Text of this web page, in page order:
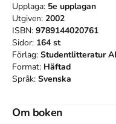
Upplaga: 5e upplagan
Utgiven: 2002
ISBN: 9789144020761
Sidor: 164 st
Förlag: Studentlitteratur
Format: Häftad
Språk: Svenska
Om boken